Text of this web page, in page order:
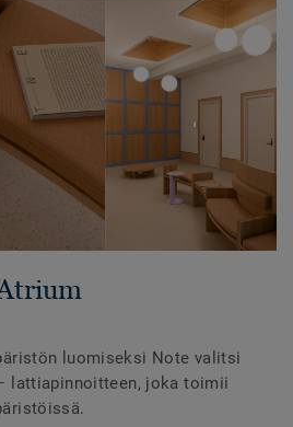
luomiseksi Note valitsi
lattiapinnoitteen, joka toimii